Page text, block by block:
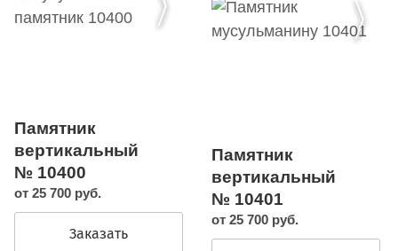
Памятник
вертикальный
№ 10400
от 25 700 руб.
Заказать
Памятник
вертикальный
№ 10401
от 25 700 руб.